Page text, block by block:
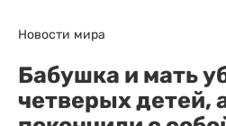
Новости мира
Бабушка и мать
четверых детей,